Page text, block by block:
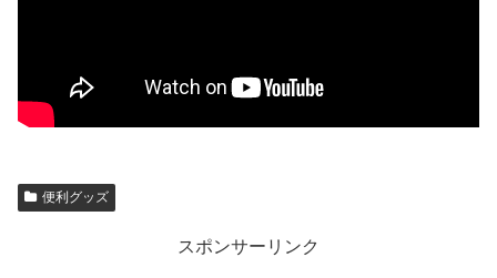
便利グッズ
スポンサーリンク